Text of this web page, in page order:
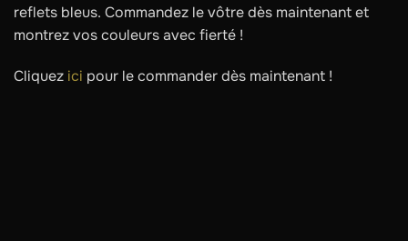
reflets bleus. Commandez le vôtre dès maintenant et
montrez vos couleurs avec fierté !
Cliquez ici pour le commander dès maintenant !